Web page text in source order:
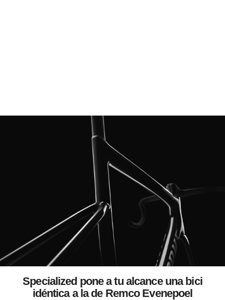
Specialized pone a tu alcance una bici
idéntica a la de Remco Evenepoel